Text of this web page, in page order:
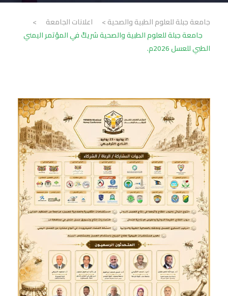
جامعة جبلة للعلوم الطبية والصحية> اعلانات الجامعة
>
جامعة جبلة للعلوم الطبية والصحية شريكٌ في المؤتمر اليمني
الطبي للعسل 2026م.